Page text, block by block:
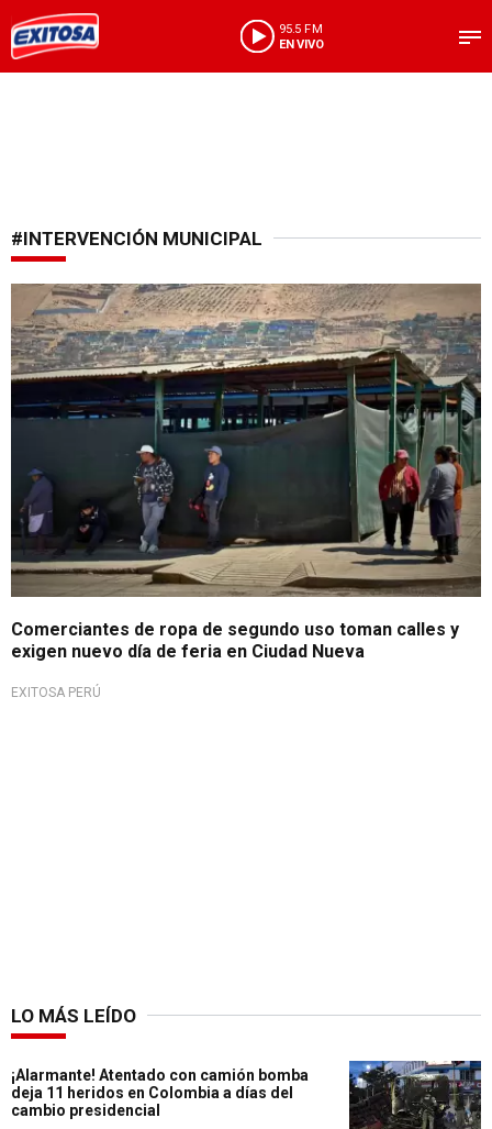
95.5 FM
EN VIVO
#INTERVENCIÓN MUNICIPAL
Feria Ambulante
Comerciantes de ropa de segundo uso toman calles y
exigen nuevo día de feria en Ciudad Nueva
EXITOSA PERÚ
LO MÁS LEÍDO
¡Alarmante! Atentado con camión bomba
deja 11 heridos en Colombia a días del
cambio presidencial